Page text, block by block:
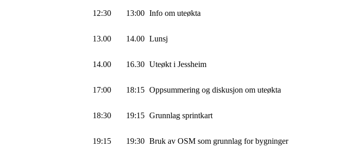
12:30 13:00 Info om uteøkta
13.00 14.00 Lunsj
14.00 16.30 Uteøkt i Jessheim
17:00 18:15 Oppsummering og diskusjon om uteøkta
18:30 19:15 Grunnlag sprintkart
19:15 19:30 Bruk av OSM som grunnlag for bygninger